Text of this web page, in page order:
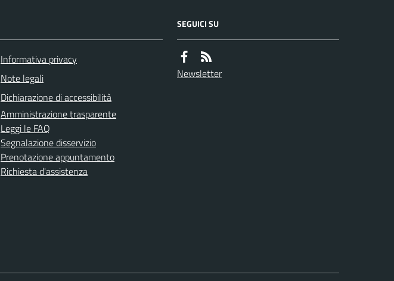
Informativa privacy
Note legali
Dichiarazione di accessibilità
Amministrazione trasparente
Leggi le FAQ
Segnalazione disservizio
Prenotazione appuntamento
Richiesta d'assistenza
SEGUICI SU
Newsletter